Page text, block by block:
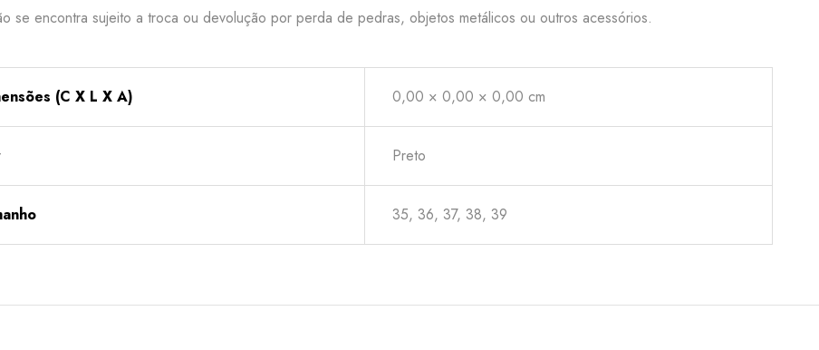
se encontra sujeito a troca ou devolução por perda de pedras, objetos metálicos ou outros acessórios.
(C X L X A) 0,00 × 0,00 × 0,00 cm
Preto
35, 36, 37, 38, 39